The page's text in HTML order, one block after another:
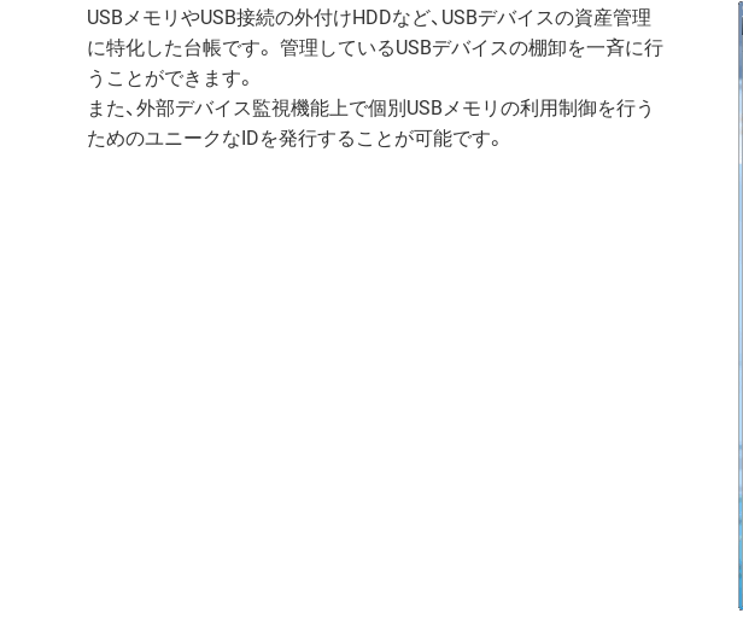
USBメモリやUSB接続の外付けHDDなど、USBデバイスの資産管理
に特化した台帳です。 管理しているUSBデバイスの棚卸を一斉に行
うことができます。
また、外部デバイス監視機能上で個別USBメモリの利用制御を行う
ためのユニークなIDを発行することが可能です。